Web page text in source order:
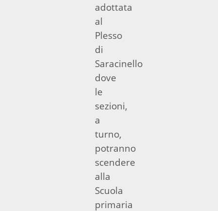
adottata
al
Plesso
di
Saracinello
dove
le
sezioni,
a
turno,
potranno
scendere
alla
Scuola
primaria